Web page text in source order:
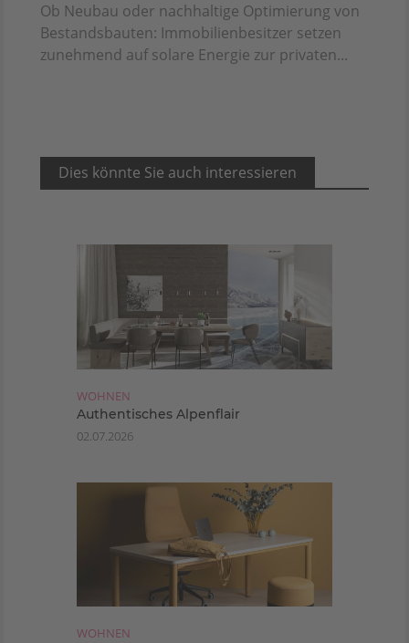
Ob Neubau oder nachhaltige Optimierung von
Bestandsbauten: Immobilienbesitzer setzen
zunehmend auf solare Energie zur privaten...
Dies könnte Sie auch interessieren
WOHNEN
Authentisches Alpenflair
02.07.2026
WOHNEN